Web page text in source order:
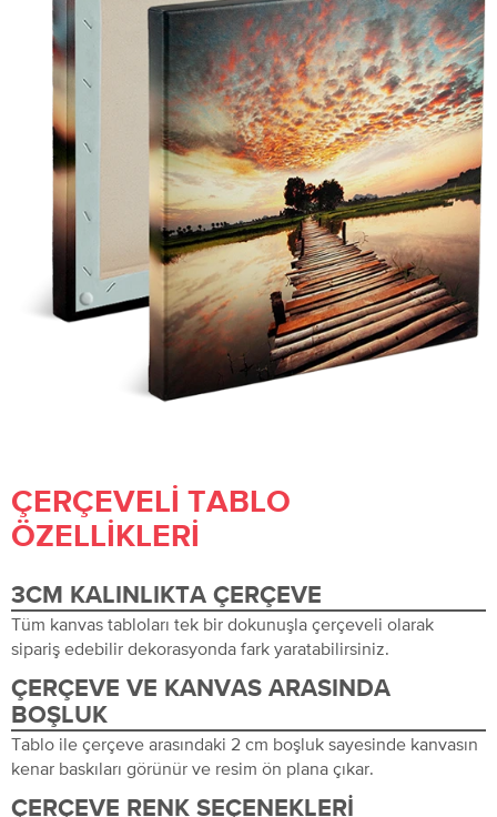
ÇERÇEVELI TABLO
ÖZELLIKLERI
3CM KALINLIKTA ÇERÇEVE
Tüm kanvas tabloları tek bir dokunuşla çerçeveli olarak
sipariş edebilir dekorasyonda fark yaratabilirsiniz.
ÇERÇEVE VE KANVAS ARASINDA
BOŞLUK
Tablo ile çerçeve arasındaki 2 cm boşluk sayesinde kanvasın
kenar baskıları görünür ve resim ön plana çıkar.
ÇERÇEVE RENK SEÇENEKLERI